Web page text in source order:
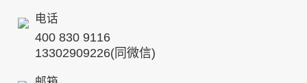
电话
400 830 9116
13302909226(同微信)
其他案例
企业文化
专家团队
发展历程